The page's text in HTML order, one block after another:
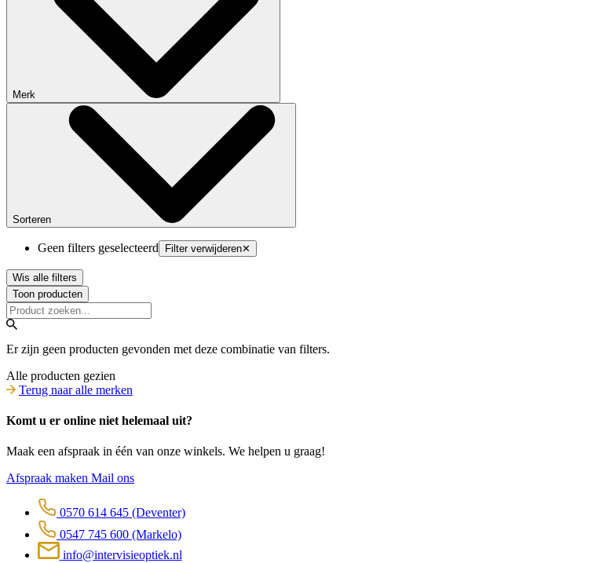
Merk
Sorteren
Geen filters geselecteerd Filter verwijderen✕
Wis alle filters
Toon producten
Er zijn geen producten gevonden met deze combinatie van filters.
Alle producten gezien
Terug naar alle merken
Komt u er online niet helemaal uit?
Maak een afspraak in één van onze winkels. We helpen u graag!
Afspraak maken Mail ons
0570 614 645 (Deventer)
0547 745 600 (Markelo)
info@intervisieoptiek.nl